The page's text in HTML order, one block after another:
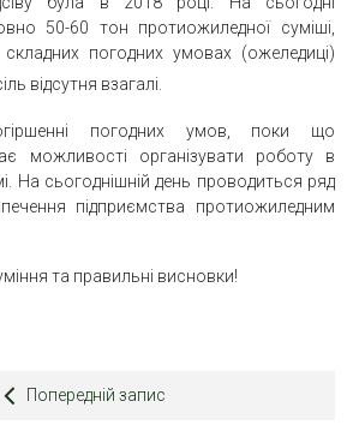
50-60 тон протиожиледної суміші,
погодних умовах (ожеледиці)
відсутня взагалі.
погодних умов, поки що
можливості організувати роботу в
На сьогоднішній день проводиться ряд
підприємства протиожиледним
та правильні висновки!
Попередній запис